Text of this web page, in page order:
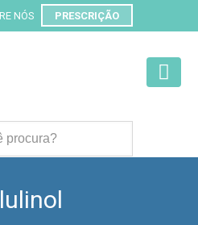
NÓS PRESCRIÇÃO